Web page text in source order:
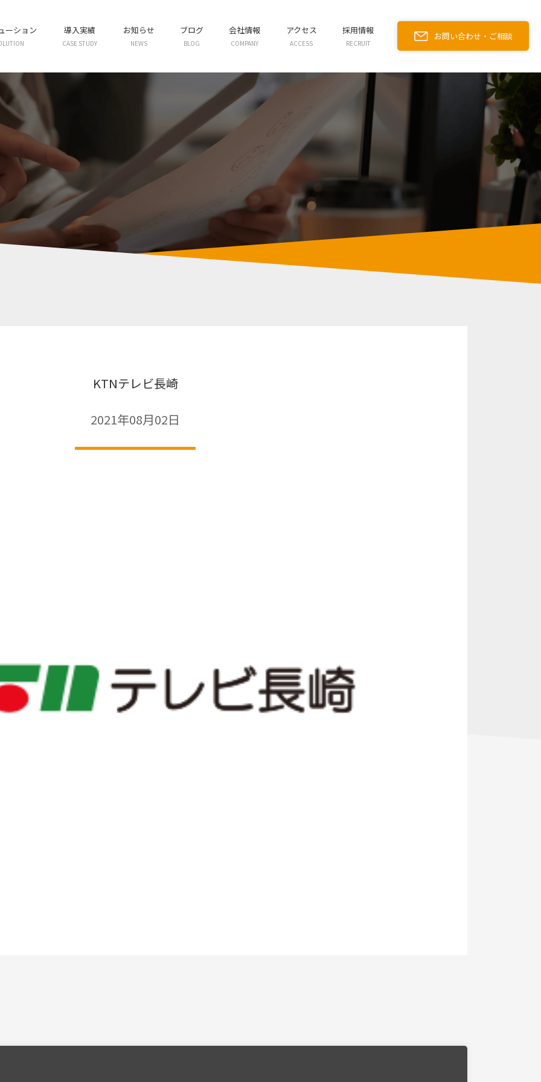
ーション 導入実績
CASE STUDY
お知らせ
NEWS
ブログ
BLOG
会社情報
COMPANY
アクセス
ACCESS
採用情報
RECRUIT
お問い合わせ・ご相談
KTNテレビ長崎
2021年08月02日